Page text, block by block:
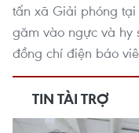
tấn xã Giải phóng
găm vào ngực và hy
đồng chí điện báo